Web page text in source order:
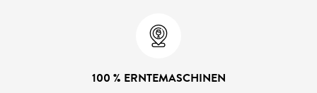
100 % ERNTEMASCHINEN